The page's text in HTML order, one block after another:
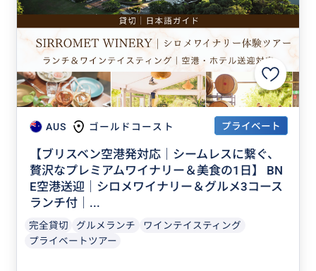
AUS ゴールドコースト プライベート
【ブリスベン空港発対応｜シームレスに繋ぐ、
贅沢なプレミアムワイナリー＆美食の1日】 BN
E空港送迎｜シロメワイナリー＆グルメ3コース
ランチ付｜...
完全貸切 グルメランチ
ワインテイスティング
プライベートツアー